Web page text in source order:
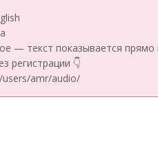
— текст показывается
регистрации 👇
amr/audio/